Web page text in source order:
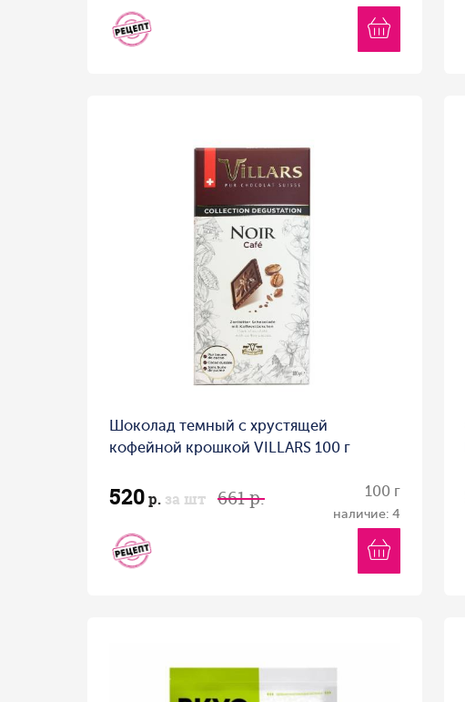
Шоколад темный с хрустящей
кофейной крошкой VILLARS 100 г
520р. за шт 661 р. 100 г
наличие: 4